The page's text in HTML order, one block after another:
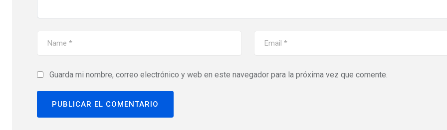
Guarda mi nombre, correo electrónico y web en este navegador para la próxima vez que comente.